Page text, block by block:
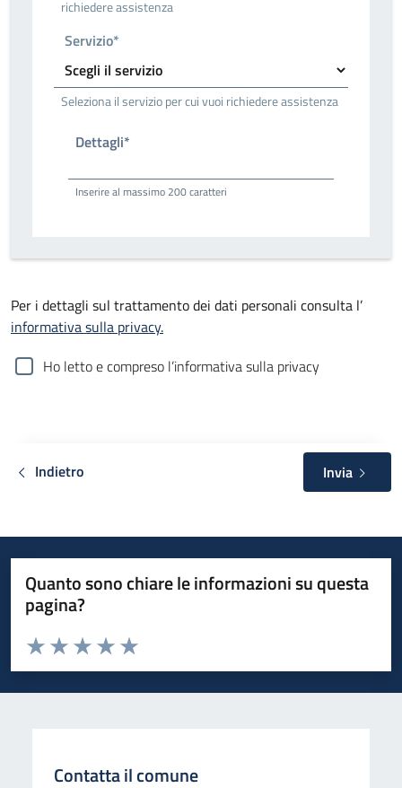
richiedere assistenza
Servizio*
Seleziona il servizio per cui vuoi richiedere assistenza
Dettagli*
Inserire al massimo 200 caratteri
Per i dettagli sul trattamento dei dati personali consulta l’
informativa sulla privacy.
Ho letto e compreso l’informativa sulla privacy
Indietro Invia
Quanto sono chiare le informazioni su questa
pagina?
Valuta da 1 a 5 stelle la pagina
Valuta 5 stelle su 5
Valuta 4 stelle su 5
Valuta 3 stelle su 5
Valuta 2 stelle su 5
Valuta 1 stelle su 5
Contatta il comune